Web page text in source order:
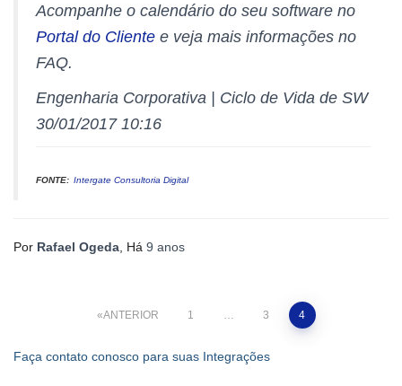
Acompanhe o calendário do seu software no
Portal do Cliente e veja mais informações no
FAQ.
Engenharia Corporativa | Ciclo de Vida de SW
30/01/2017 10:16
FONTE: Intergate Consultoria Digital
Por Rafael Ogeda , Há 9 anos
Paginação
dos
ANTERIOR 1 3 4
Faça contato conosco para suas Integrações